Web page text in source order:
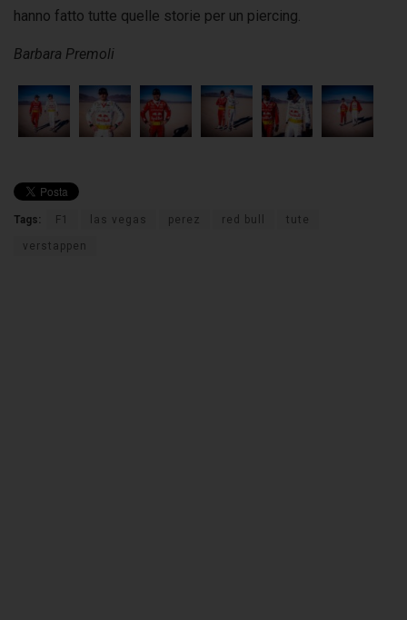
hanno fatto tutte quelle storie per un piercing.
Barbara Premoli
Tags: F1 las vegas perez red bull tute
verstappen